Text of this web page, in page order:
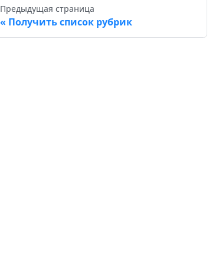
Предыдущая страница
Получить список рубрик